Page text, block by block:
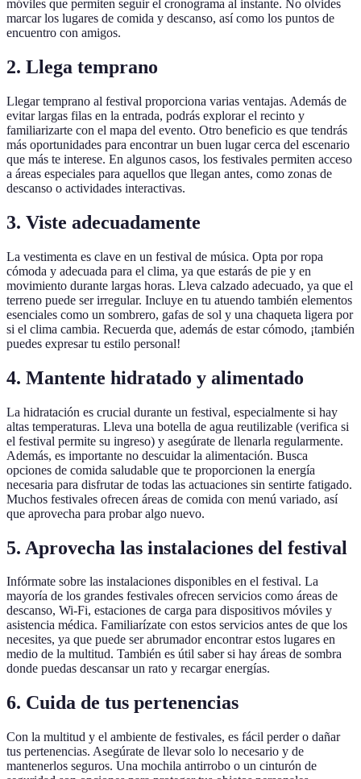
móviles que permiten seguir el cronograma al instante. No olvides
marcar los lugares de comida y descanso, así como los puntos de
encuentro con amigos.
2. Llega temprano
Llegar temprano al festival proporciona varias ventajas. Además de
evitar largas filas en la entrada, podrás explorar el recinto y
familiarizarte con el mapa del evento. Otro beneficio es que tendrás
más oportunidades para encontrar un buen lugar cerca del escenario
que más te interese. En algunos casos, los festivales permiten acceso
a áreas especiales para aquellos que llegan antes, como zonas de
descanso o actividades interactivas.
3. Viste adecuadamente
La vestimenta es clave en un festival de música. Opta por ropa
cómoda y adecuada para el clima, ya que estarás de pie y en
movimiento durante largas horas. Lleva calzado adecuado, ya que el
terreno puede ser irregular. Incluye en tu atuendo también elementos
esenciales como un sombrero, gafas de sol y una chaqueta ligera por
si el clima cambia. Recuerda que, además de estar cómodo, ¡también
puedes expresar tu estilo personal!
4. Mantente hidratado y alimentado
La hidratación es crucial durante un festival, especialmente si hay
altas temperaturas. Lleva una botella de agua reutilizable (verifica si
el festival permite su ingreso) y asegúrate de llenarla regularmente.
Además, es importante no descuidar la alimentación. Busca
opciones de comida saludable que te proporcionen la energía
necesaria para disfrutar de todas las actuaciones sin sentirte fatigado.
Muchos festivales ofrecen áreas de comida con menú variado, así
que aprovecha para probar algo nuevo.
5. Aprovecha las instalaciones del festival
Infórmate sobre las instalaciones disponibles en el festival. La
mayoría de los grandes festivales ofrecen servicios como áreas de
descanso, Wi-Fi, estaciones de carga para dispositivos móviles y
asistencia médica. Familiarízate con estos servicios antes de que los
necesites, ya que puede ser abrumador encontrar estos lugares en
medio de la multitud. También es útil saber si hay áreas de sombra
donde puedas descansar un rato y recargar energías.
6. Cuida de tus pertenencias
Con la multitud y el ambiente de festivales, es fácil perder o dañar
tus pertenencias. Asegúrate de llevar solo lo necesario y de
mantenerlos seguros. Una mochila antirrobo o un cinturón de